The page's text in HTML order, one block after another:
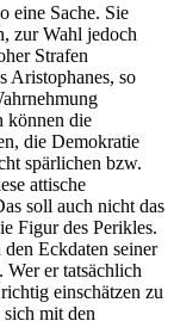
eine Sache. Sie
zur Wahl jedoch
Strafen
Aristophanes, so
können die
die Demokratie
spärlichen bzw.
attische
soll auch nicht das
Figur des Perikles.
Eckdaten seiner
Wer er tatsächlich
einschätzen zu
mit den